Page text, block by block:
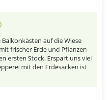
auf die Wiese
frischer Erde und Pflanzen
ersten Stock. Erspart uns viel
mit den Erdesäcken ist